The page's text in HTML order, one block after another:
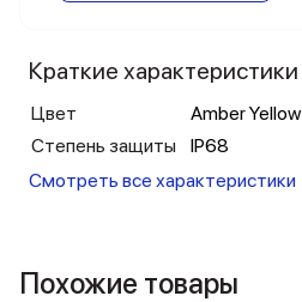
Краткие характеристики
Цвет
Amber Yellow
Степень защиты
IP68
Смотреть все характеристики
Похожие товары